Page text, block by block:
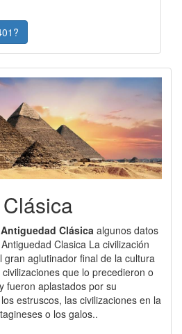
Antiguedad Clásica algunos datos
gran aglutinador final de la cultura
que lo precedieron o
fueron aplastados por su
estruscos, las civilizaciones en la
o los galos..